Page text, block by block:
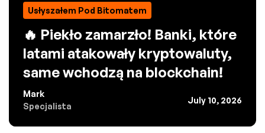
Usłyszałem Pod Bitomatem
🔥 Piekło zamarzło! Banki, które
latami atakowały kryptowaluty,
same wchodzą na blockchain!
Mark
Specjalista
July 10, 2026